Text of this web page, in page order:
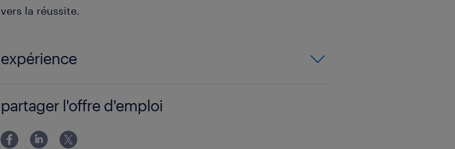
vers la réussite.
expérience
partager l'offre d'emploi